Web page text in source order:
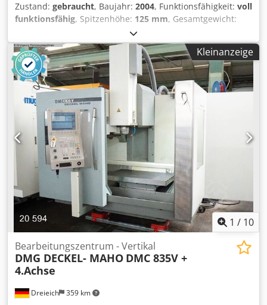
Zustand: gebraucht, Baujahr: 2004, Funktionsfähigkeit: voll
funktionsfähig, Spitzenhöhe: 125 mm, Gesamtgewicht:
, Wir bieten diese gebrauchte Kellenberger KEL-
VISION Rundschleifmaschine, Baujahr 2004, an. Djdpfey
Uriaox Adteck Typ: KEL-VISION Gewicht (max.): 4700 kg
Baujahr: 2004 Maschinen-Nr.: 665100 Mit Universalrobots
UR5 Roboter Wenn Sie Rückfragen haben oder mehr
Informationen benötigen, schreiben Sie uns gerne eine
Nachricht oder rufen uns an.
Kleinanzeige
1 / 10
Dreieich 359 km
Bearbeitungszentrum - Vertikal
DMG DECKEL- MAHO DMC 835V +
4.Achse